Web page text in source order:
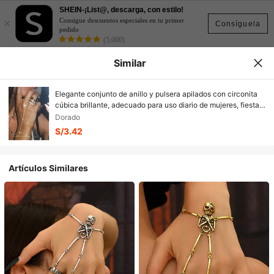
Consíguela
×
SHEIN-¡List@, descarga, con estilo!
Consigue descuentos especiales en tu primer
pedido
(5,000)
Similar
Elegante conjunto de anillo y pulsera apilados con circonita
cúbica brillante, adecuado para uso diario de mujeres, fiestas
nocturnas y reuniones
Dorado
S/3.42
Artículos Similares